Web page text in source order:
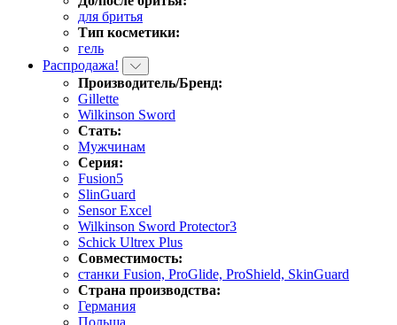
для бритья
Тип косметики:
гель
Распродажа!
Производитель/Бренд:
Gillette
Wilkinson Sword
Стать:
Мужчинам
Серия:
Fusion5
SlinGuard
Sensor Excel
Wilkinson Sword Protector3
Schick Ultrex Plus
Совместимость:
станки Fusion, ProGlide, ProShield, SkinGuard
Страна производства:
Германия